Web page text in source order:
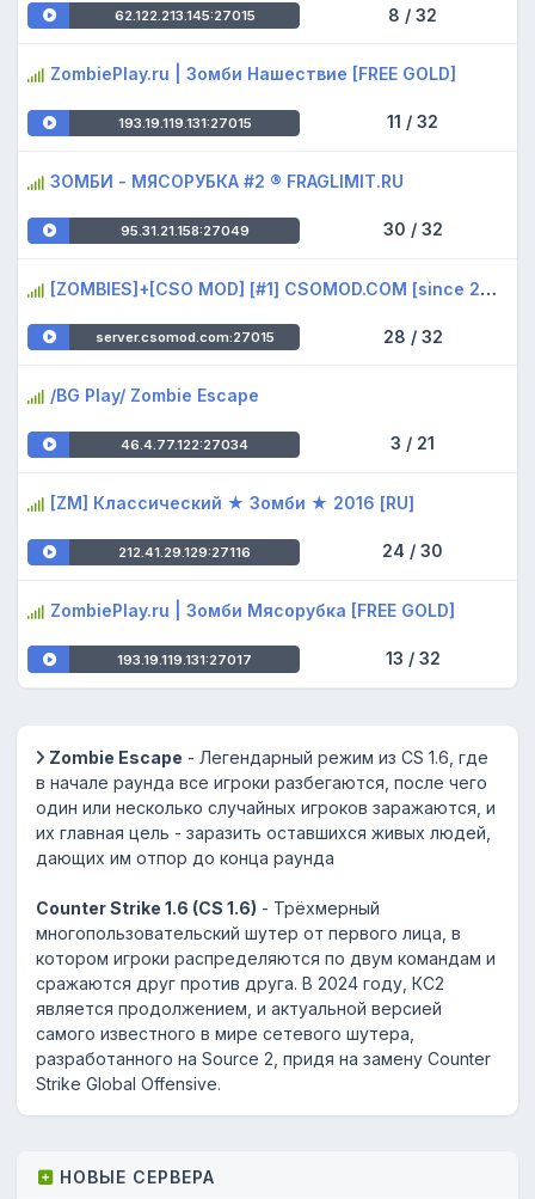
62.122.213.145:27015 8 / 32
ZombiePlay.ru | Зoмби Haшecтвиe [FREE GOLD]
193.19.119.131:27015 11 / 32
ЗОМБИ - МЯСОРУБКА #2 ® FRAGLIMIT.RU
95.31.21.158:27049 30 / 32
[ZOMBIES]+[CSO MOD] [#1] CSOMOD.COM [since 2012]
server.csomod.com:27015 28 / 32
/BG Play/ Zombie Escape
46.4.77.122:27034 3 / 21
[ZM] Классический ★ Зомби ★ 2016 [RU]
212.41.29.129:27116 24 / 30
ZombiePlay.ru | Зoмби Mяcopyбкa [FREE GOLD]
193.19.119.131:27017 13 / 32
Zombie Escape - Легендарный режим из CS 1.6, где
в начале раунда все игроки разбегаются, после чего
один или несколько случайных игроков заражаются, и
их главная цель - заразить оставшихся живых людей,
дающих им отпор до конца раунда
Counter Strike 1.6 (CS 1.6) - Трёхмерный
многопользовательский шутер от первого лица, в
котором игроки распределяются по двум командам и
сражаются друг против друга. В 2024 году, КС2
является продолжением, и актуальной версией
самого известного в мире сетевого шутера,
разработанного на Source 2, придя на замену Counter
Strike Global Offensive.
НОВЫЕ СЕРВЕРА